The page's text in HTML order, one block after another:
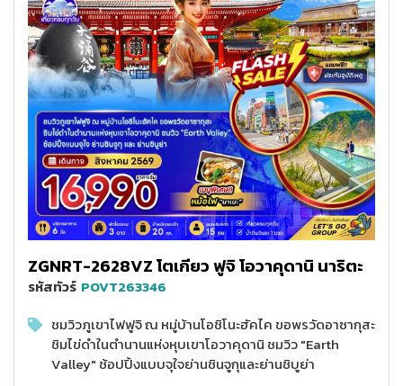
ZGNRT-2628VZ โตเกียว ฟูจิ โอวาคุดานิ นาริตะ
รหัสทัวร์ POVT263346
ชมวิวภูเขาไฟฟูจิ ณ หมู่บ้านโอชิโนะฮัคไค ขอพรวัดอาซากุสะ
ชิมไข่ดำในตำนานแห่งหุบเขาโอวาคุดานิ ชมวิว "Earth
Valley" ช้อปปิ้งแบบจุใจย่านชินจูกุและย่านชิบูย่า